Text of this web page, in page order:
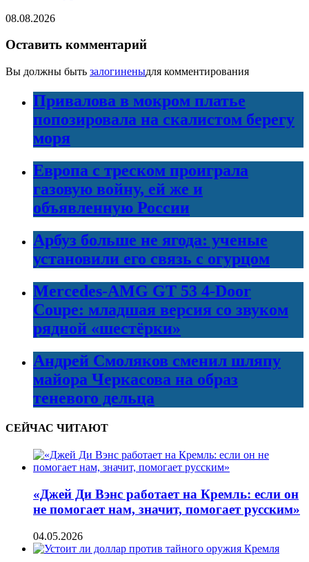
08.08.2026
Оставить комментарий
Вы должны быть залогиненыдля комментирования
Привалова в мокром платье
попозировала на скалистом берегу
моря
Европа с треском проиграла
газовую войну, ей же и
объявленную России
Арбуз больше не ягода: ученые
установили его связь с огурцом
Mercedes-AMG GT 53 4-Door
Coupe: младшая версия со звуком
рядной «шестёрки»
Андрей Смоляков сменил шляпу
майора Черкасова на образ
теневого дельца
СЕЙЧАС ЧИТАЮТ
«Джей Ди Вэнс работает на Кремль: если он
не помогает нам, значит, помогает русским»
04.05.2026